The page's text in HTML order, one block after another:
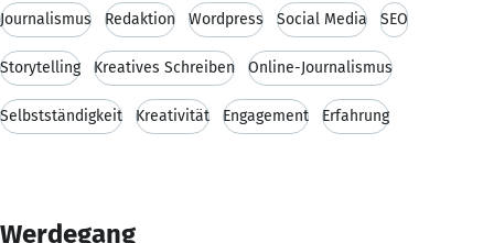
Journalismus Redaktion Wordpress Social Media SEO
Storytelling Kreatives Schreiben Online-Journalismus
Selbstständigkeit Kreativität Engagement Erfahrung
Werdegang